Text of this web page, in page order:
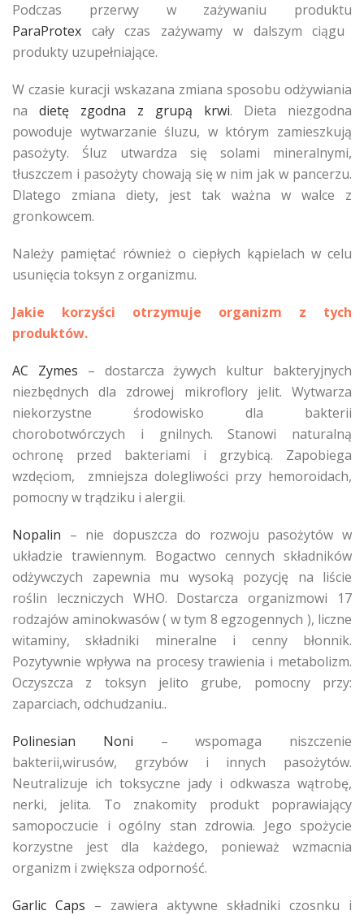
Podczas przerwy w zażywaniu produktu
ParaProtex cały czas zażywamy w dalszym ciągu
produkty uzupełniające.
W czasie kuracji wskazana zmiana sposobu odżywiania
na dietę zgodna z grupą krwi. Dieta niezgodna
powoduje wytwarzanie śluzu, w którym zamieszkują
pasożyty. Śluz utwardza się solami mineralnymi,
tłuszczem i pasożyty chowają się w nim jak w pancerzu.
Dlatego zmiana diety, jest tak ważna w walce z
gronkowcem.
Należy pamiętać również o ciepłych kąpielach w celu
usunięcia toksyn z organizmu.
Jakie korzyści otrzymuje organizm z tych
produktów.
AC Zymes – dostarcza żywych kultur bakteryjnych
niezbędnych dla zdrowej mikroflory jelit. Wytwarza
niekorzystne środowisko dla bakterii
chorobotwórczych i gnilnych. Stanowi naturalną
ochronę przed bakteriami i grzybicą. Zapobiega
wzdęciom, zmniejsza dolegliwości przy hemoroidach,
pomocny w trądziku i alergii.
Nopalin – nie dopuszcza do rozwoju pasożytów w
układzie trawiennym. Bogactwo cennych składników
odżywczych zapewnia mu wysoką pozycję na liście
roślin leczniczych WHO. Dostarcza organizmowi 17
rodzajów aminokwasów ( w tym 8 egzogennych ), liczne
witaminy, składniki mineralne i cenny błonnik.
Pozytywnie wpływa na procesy trawienia i metabolizm.
Oczyszcza z toksyn jelito grube, pomocny przy:
zaparciach, odchudzaniu..
Polinesian Noni – wspomaga niszczenie
bakterii,wirusów, grzybów i innych pasożytów.
Neutralizuje ich toksyczne jady i odkwasza wątrobę,
nerki, jelita. To znakomity produkt poprawiający
samopoczucie i ogólny stan zdrowia. Jego spożycie
korzystne jest dla każdego, ponieważ wzmacnia
organizm i zwiększa odporność.
Garlic Caps – zawiera aktywne składniki czosnku i